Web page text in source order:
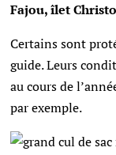
Fajou,îlet
Certains sont
guide. Leurs
au cours de
par exemple.